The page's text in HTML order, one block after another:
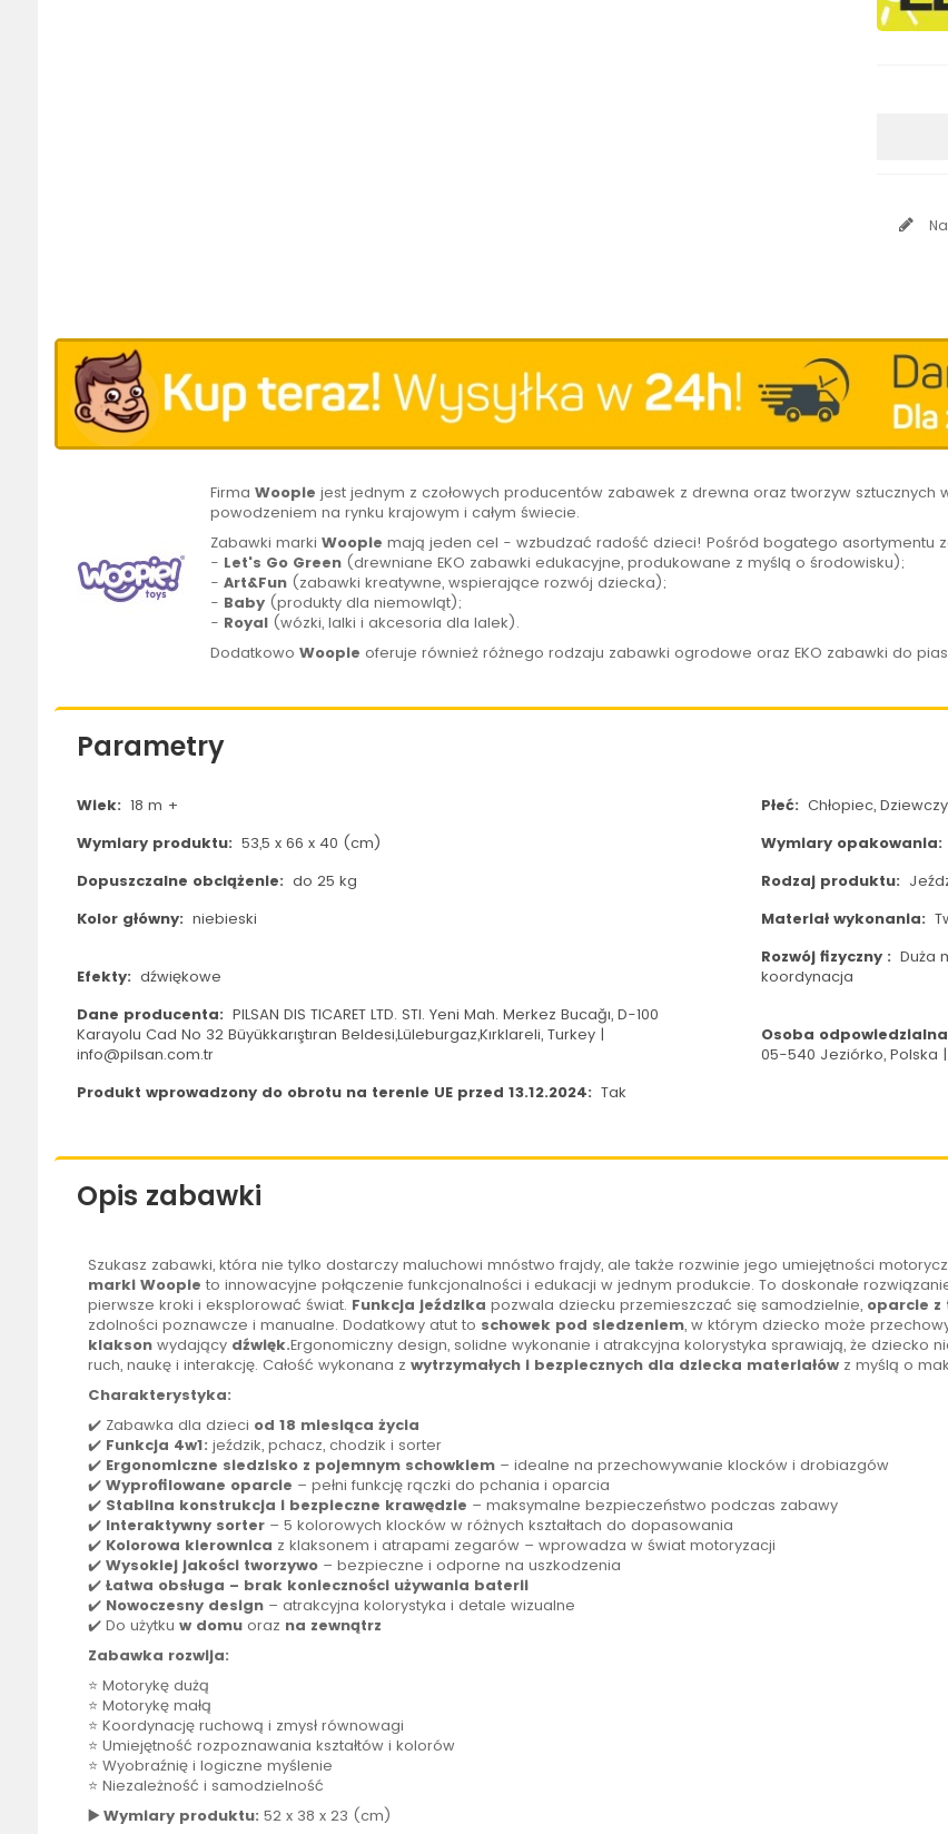
FirmaWoopiejest jednym z czołowych producentów zabawek z drewna oraz tworzyw sztucznych
powodzeniem na rynku krajowym i całym świecie.
Zabawki markiWoopie mają jeden cel - wzbudzać radość dzieci! Pośród bogatego asortymentu
- Let's Go Green (drewniane EKO zabawki edukacyjne, produkowane z myślą o środowisku);
-Art&Fun (zabawki kreatywne, wspierające rozwój dziecka);
- Baby (produkty dla niemowląt);
- Royal (wózki, lalki i akcesoria dla lalek).
DodatkowoWoopie oferuje również różnego rodzaju zabawki ogrodowe oraz EKO zabawki do
Parametry
Wiek: 18 m + Płeć: Chłopiec,
Wymiary produktu: 53,5 x 66 x 40 (cm) Wymiary opakowania:
Dopuszczalne obciążenie: do 25 kg Rodzaj produktu:
Kolor główny: niebieski Materiał wykonania:
Efekty: dźwiękowe
Rozwój fizyczny : Duża
koordynacja
Dane producenta: PILSAN DIS TICARET LTD. STI. Yeni Mah. Merkez Bucağı, D-100
Karayolu Cad No 32 Büyükkarıştıran Beldesi,Lüleburgaz,Kırklareli, Turkey |
info@pilsan.com.tr
Osoba
05-540 Jeziórko, Polska
Produkt wprowadzony do obrotu na terenie UE przed 13.12.2024: Tak
Opis zabawki
Szukasz zabawki, która nie tylko dostarczy maluchowi mnóstwo frajdy, ale także rozwinie jego umiejętności
marki Woopie to innowacyjne połączenie funkcjonalności i edukacji w jednym produkcie. To doskonałe
pierwsze kroki i eksplorować świat. Funkcja jeździka pozwala dziecku przemieszczać się samodzielnie, oparcie z
zdolności poznawcze i manualne. Dodatkowy atut to schowek pod siedzeniem, w którym dziecko może
klaksonwydający dźwięk.Ergonomiczny design, solidne wykonanie i atrakcyjna kolorystyka sprawiają, że dziecko
ruch, naukę i interakcję. Całość wykonana z wytrzymałych i bezpiecznych dla dziecka materiałów z myślą o
Charakterystyka:
✔️ Zabawka dla dzieci od 18 miesiąca życia
✔️ Funkcja 4w1: jeździk, pchacz, chodzik i sorter
✔️ Ergonomiczne siedzisko z pojemnym schowkiem– idealne na przechowywanie klocków i drobiazgów
✔️ Wyprofilowane oparcie – pełni funkcję rączki do pchania i oparcia
✔️ Stabilna konstrukcja i bezpieczne krawędzie – maksymalne bezpieczeństwo podczas zabawy
✔️ Interaktywny sorter– 5 kolorowych klocków w różnych kształtach do dopasowania
✔️ Kolorowa kierownica z klaksonem i atrapami zegarów – wprowadza w świat motoryzacji
✔️ Wysokiej jakości tworzywo– bezpieczne i odporne na uszkodzenia
✔️ Łatwa obsługa – brak konieczności używania baterii
✔️ Nowoczesny design– atrakcyjna kolorystyka i detale wizualne
✔️ Do użytku w domuoraz na zewnątrz
Zabawka rozwija:
⭐ Motorykę dużą
⭐ Motorykę małą
⭐ Koordynację ruchową i zmysł równowagi
⭐ Umiejętność rozpoznawania kształtów i kolorów
⭐ Wyobraźnię i logiczne myślenie
⭐ Niezależność i samodzielność
▶️ Wymiary produktu: 52 x 38 x 23 (cm)